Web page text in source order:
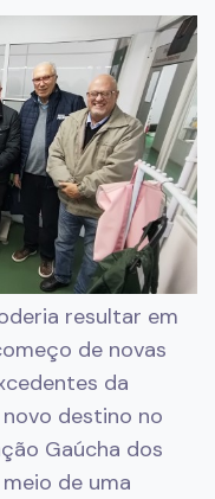
resultar em
de novas
da
destino no
Gaúcha dos
meio de uma